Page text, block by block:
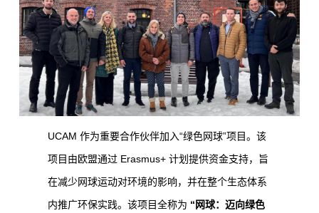
UCAM 作为重要合作伙伴加入“绿色网球”项目。该
项目由欧盟通过 Erasmus+ 计划提供资金支持，旨
在减少网球运动对环境的影响，并在整个生态体系
内推广环保实践。该项目全称为 “网球：迈向绿色